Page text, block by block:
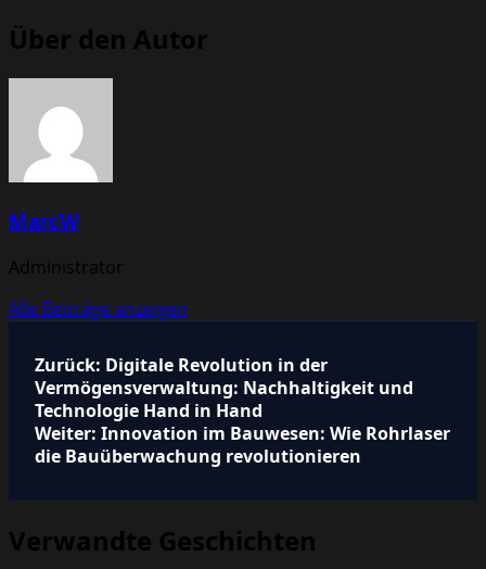
Über den Autor
MarcW
Administrator
Alle Beiträge anzeigen
Beitragsnavigation
Zurück: Digitale Revolution in der
Vermögensverwaltung: Nachhaltigkeit und
Technologie Hand in Hand
Weiter: Innovation im Bauwesen: Wie Rohrlaser
die Bauüberwachung revolutionieren
Verwandte Geschichten